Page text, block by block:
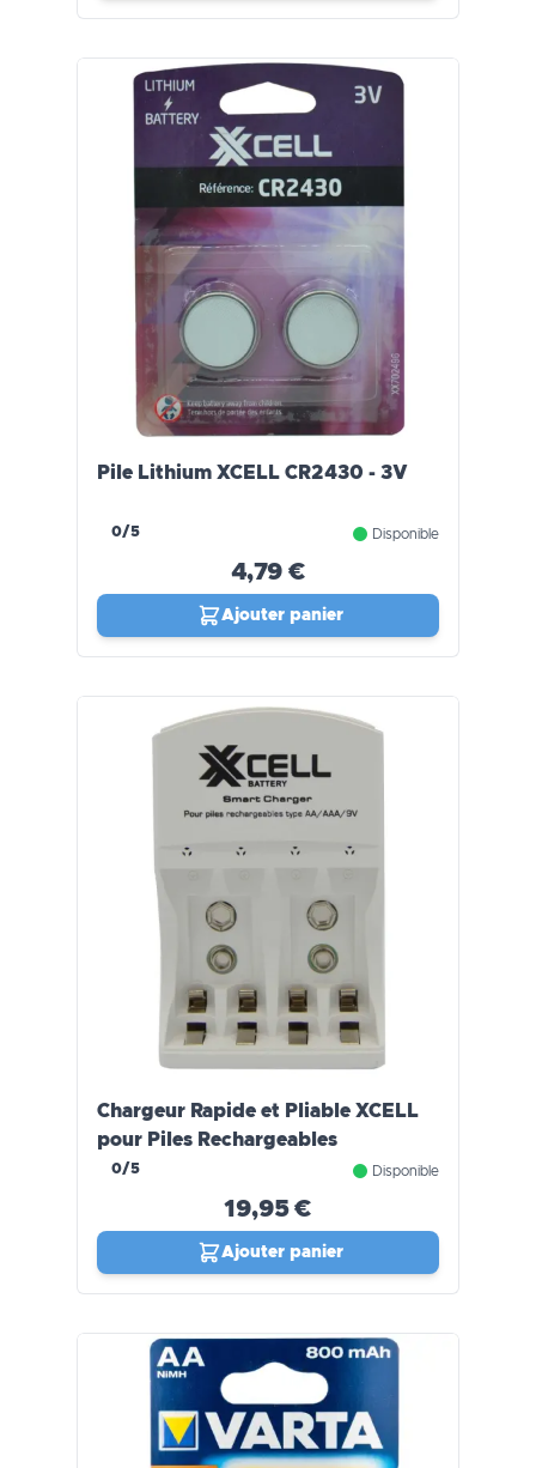
Pile Lithium XCELL CR2430 - 3V
0/5 Disponible
4,79 €
Ajouter panier
Chargeur Rapide et Pliable XCELL
pour Piles Rechargeables
0/5 Disponible
19,95 €
Ajouter panier